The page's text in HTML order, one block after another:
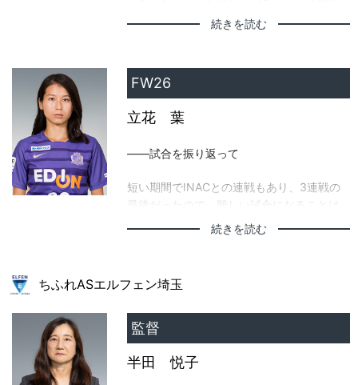
意識や、ゴール前での攻撃などを全体です
り合わせをして試合に臨みました。
——2得点を振り返って
左サイドで良い崩しもありましたし、中で
きました。あの位置で受けたら常にゴール
持っていました。2点目は、交代で入った島
中に入っていくだけだったと思います。
続きを読む
FW26
立花 葉
——試合を振り返って
短い期間でINACとの連戦もあり、3連戦の
最後だったので、難しい試合になることは
分かっていました。前半の良い時間に自分
たちの形で2点入れることができたので、相
——得点を振り返って
島袋選手がボールを持って前にいくことは
続きを読む
ちふれASエルフェン埼玉
監督
半田 悦子